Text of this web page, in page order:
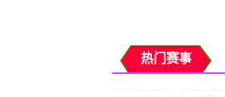
热门赛事